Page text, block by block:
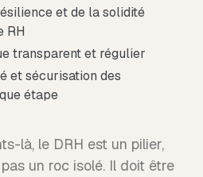
et de la solidité
RH
transparent et régulier
et sécurisation des
étape
là, le DRH est un pilier,
un roc isolé. Il doit être